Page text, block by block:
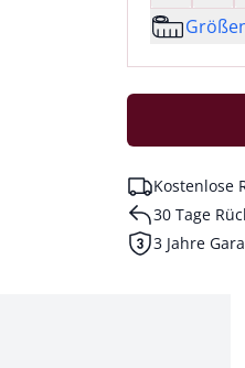
Kostenlose
30 Tage
3 Jahre